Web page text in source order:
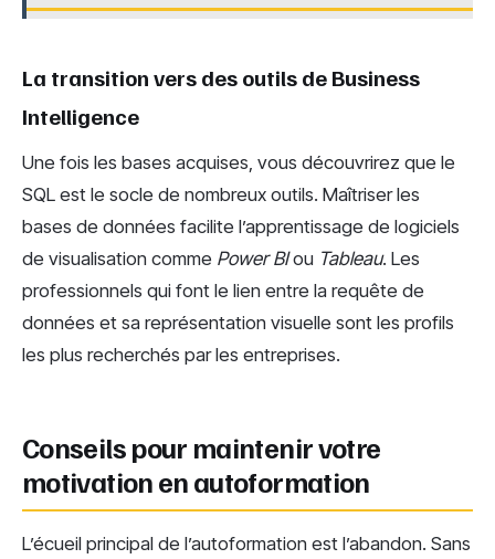
La transition vers des outils de Business
Intelligence
Une fois les bases acquises, vous découvrirez que le
SQL est le socle de nombreux outils. Maîtriser les
bases de données facilite l’apprentissage de logiciels
de visualisation comme Power BIou Tableau. Les
professionnels qui font le lien entre la requête de
données et sa représentation visuelle sont les profils
les plus recherchés par les entreprises.
Conseils pour maintenir votre
motivation en autoformation
L’écueil principal de l’autoformation est l’abandon. Sans